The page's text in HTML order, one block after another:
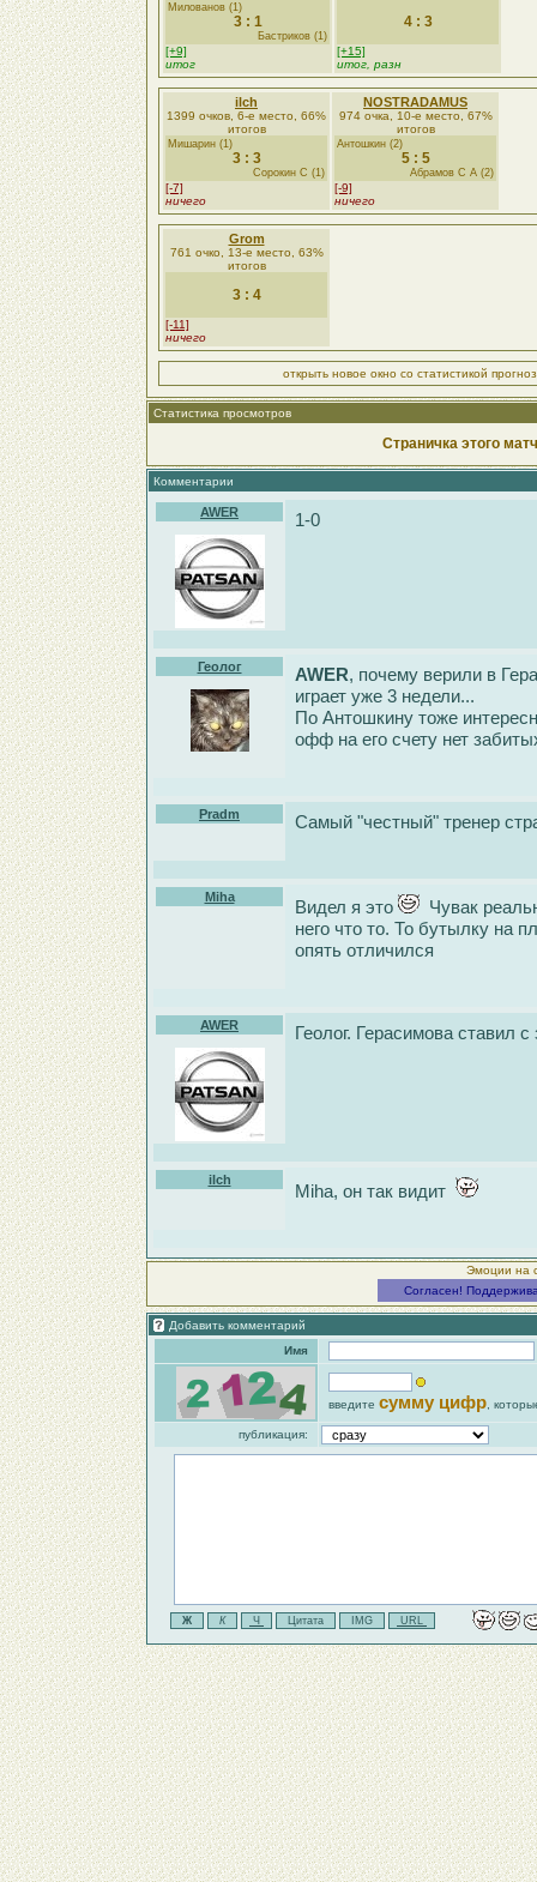
Милованов (1)
3 : 1
Бастриков (1)
[+9]
итог
4 : 3
[+15]
итог, разн
ilch
1399 очков, 6-е место, 66%
итогов
Мишарин (1)
3 : 3
Сорокин С (1)
[-7]
ничего
NOSTRADAMUS
974 очка, 10-е место, 67%
итогов
Антошкин (2)
5 : 5
Абрамов С А (2)
[-9]
ничего
Grom
761 очко, 13-е место, 63%
итогов
3 : 4
[-11]
ничего
открыть новое окно со статистикой
Статистика просмотров
Страничка этого
Комментарии
AWER 1-0
Геолог AWER, почему верили в
играет уже 3 недели...
По Антошкину тоже
офф на его счету нет
Pradm Самый "честный" тренер
Miha Видел я это
Чувак
него что то. То бутылку на
опять отличился
AWER Геолог. Герасимова ставил
ilch
Miha, он так видит
Эмоции на
Согласен!
Добавить комментарий
Имя
введите сумму цифр ,
публикация: